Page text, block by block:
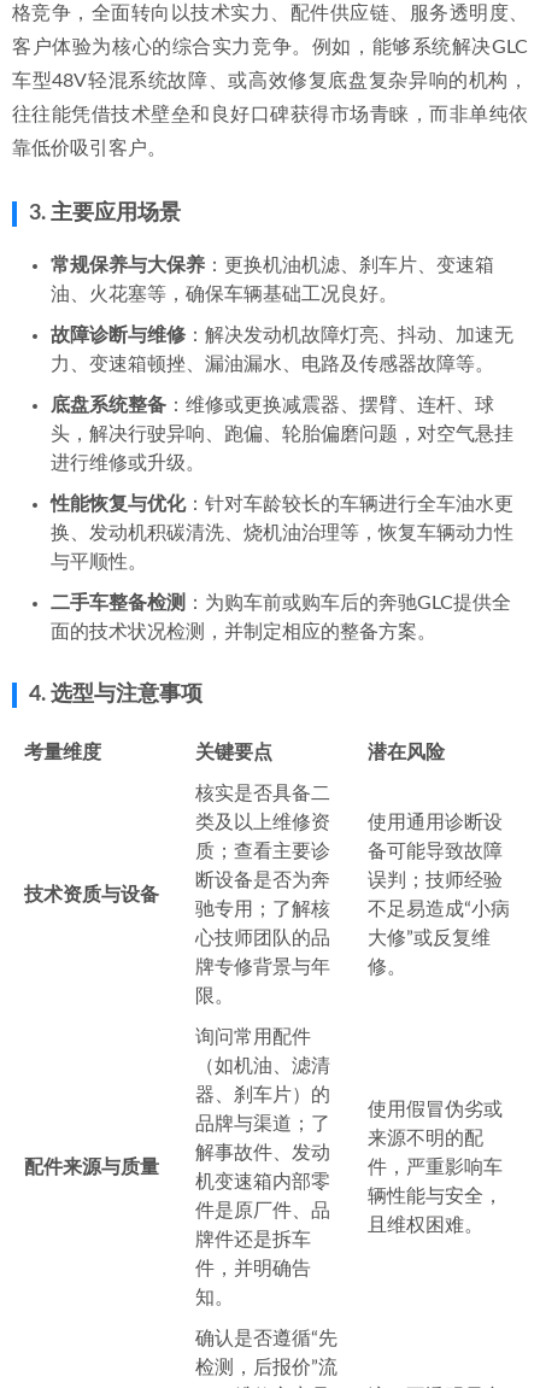
格竞争，全面转向以技术实力、配件供应链、服务透明度、
客户体验为核心的综合实力竞争。例如，能够系统解决GLC
车型48V轻混系统故障、或高效修复底盘复杂异响的机构，
往往能凭借技术壁垒和良好口碑获得市场青睐，而非单纯依
靠低价吸引客户。
3. 主要应用场景
常规保养与大保养 ：更换机油机滤、刹车片、变速箱
油、火花塞等，确保车辆基础工况良好。
故障诊断与维修 ：解决发动机故障灯亮、抖动、加速无
力、变速箱顿挫、漏油漏水、电路及传感器故障等。
底盘系统整备 ：维修或更换减震器、摆臂、连杆、球
头，解决行驶异响、跑偏、轮胎偏磨问题，对空气悬挂
进行维修或升级。
性能恢复与优化：针对车龄较长的车辆进行全车油水更
换、发动机积碳清洗、烧机油治理等，恢复车辆动力性
与平顺性。
二手车整备检测
：为购车前或购车后的奔驰GLC提供全
面的技术状况检测，并制定相应的整备方案。
4. 选型与注意事项
考量维度 关键要点 潜在风险
技术资质与设备
核实是否具备二
类及以上维修资
质；查看主要诊
断设备是否为奔
驰专用；了解核
心技师团队的品
牌专修背景与年
限。
使用通用诊断设
备可能导致故障
误判；技师经验
不足易造成“小病
大修”或反复维
修。
配件来源与质量
询问常用配件
（如机油、滤清
器、刹车片）的
品牌与渠道；了
解事故件、发动
机变速箱内部零
件是原厂件、品
牌件还是拆车
件，并明确告
知。
使用假冒伪劣或
来源不明的配
件，严重影响车
辆性能与安全，
且维权困难。
确认是否遵循“先
检测，后报价”流